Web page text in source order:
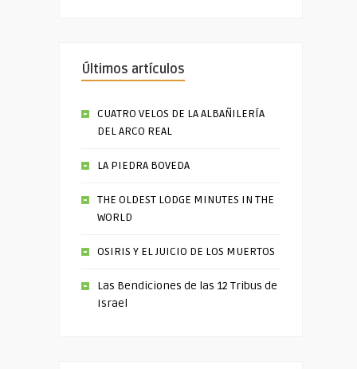
Últimos artículos
CUATRO VELOS DE LA ALBAÑILERÍA
DEL ARCO REAL
LA PIEDRA BOVEDA
THE OLDEST LODGE MINUTES IN THE
WORLD
OSIRIS Y EL JUICIO DE LOS MUERTOS
Las Bendiciones de las 12 Tribus de
Israel